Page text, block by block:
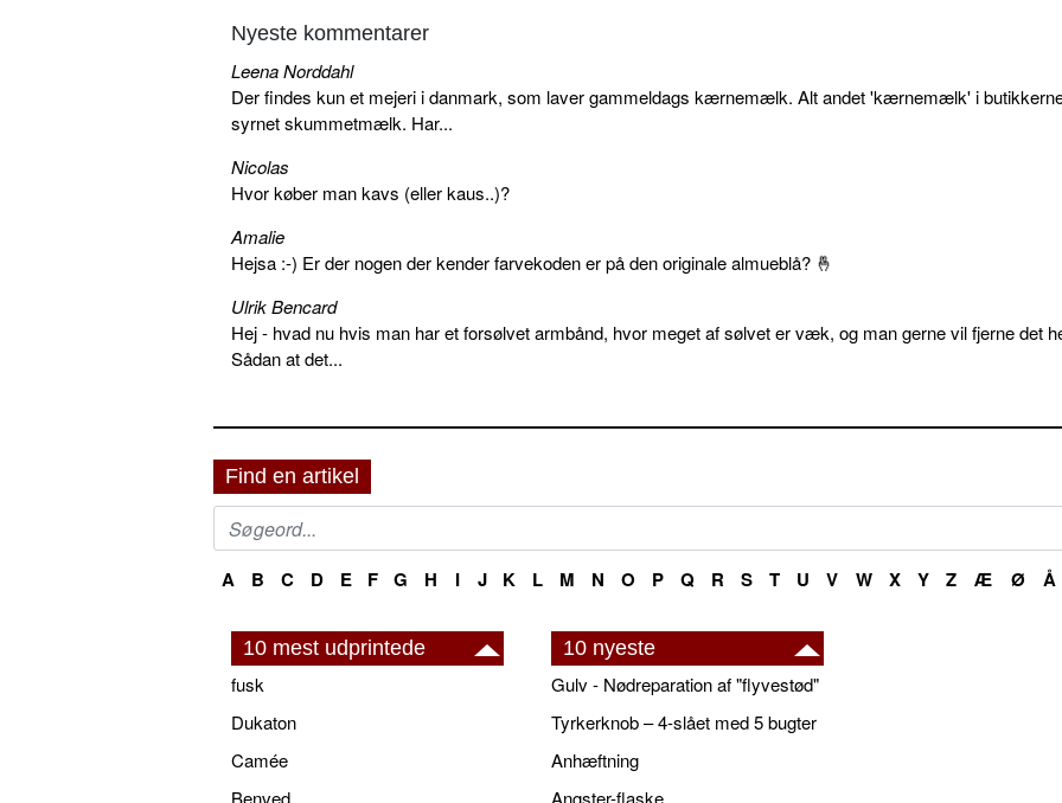
Nyeste kommentarer
Leena Norddahl
Der findes kun et mejeri i danmark, som laver gammeldags kærnemælk. Alt andet 'kærnemælk' i
syrnet skummetmælk. Har...
Nicolas
Hvor køber man kavs (eller kaus..)?
Amalie
Hejsa :-) Er der nogen der kender farvekoden er på den originale almueblå? 🤞
Ulrik Bencard
Hej - hvad nu hvis man har et forsølvet armbånd, hvor meget af sølvet er væk, og man gerne vil fjerne det
Sådan at det...
Find en artikel
A B C D E F G H I J K L M N O P Q R S T U V W X Y Z Æ Ø Å
10 mest udprintede
fusk
Dukaton
Camée
Benved
10 nyeste
Gulv - Nødreparation af "flyvestød"
Tyrkerknob – 4-slået med 5 bugter
Anhæftning
Angster-flaske